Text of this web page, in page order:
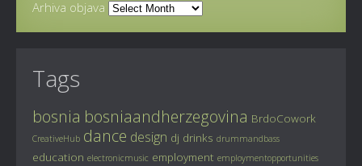
Arhiva objava
Tags
bosnia bosniaandherzegovina BrdoCowork
CreativeHub dance design dj drinks drummandbass
education electronicmusic employment employmentopportunities